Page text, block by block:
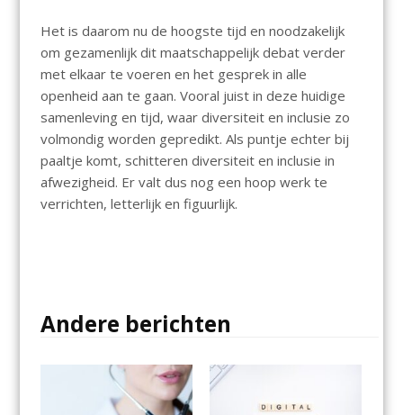
Het is daarom nu de hoogste tijd en noodzakelijk
om gezamenlijk dit maatschappelijk debat verder
met elkaar te voeren en het gesprek in alle
openheid aan te gaan. Vooral juist in deze huidige
samenleving en tijd, waar diversiteit en inclusie zo
volmondig worden gepredikt. Als puntje echter bij
paaltje komt, schitteren diversiteit en inclusie in
afwezigheid. Er valt dus nog een hoop werk te
verrichten, letterlijk en figuurlijk.
Andere berichten